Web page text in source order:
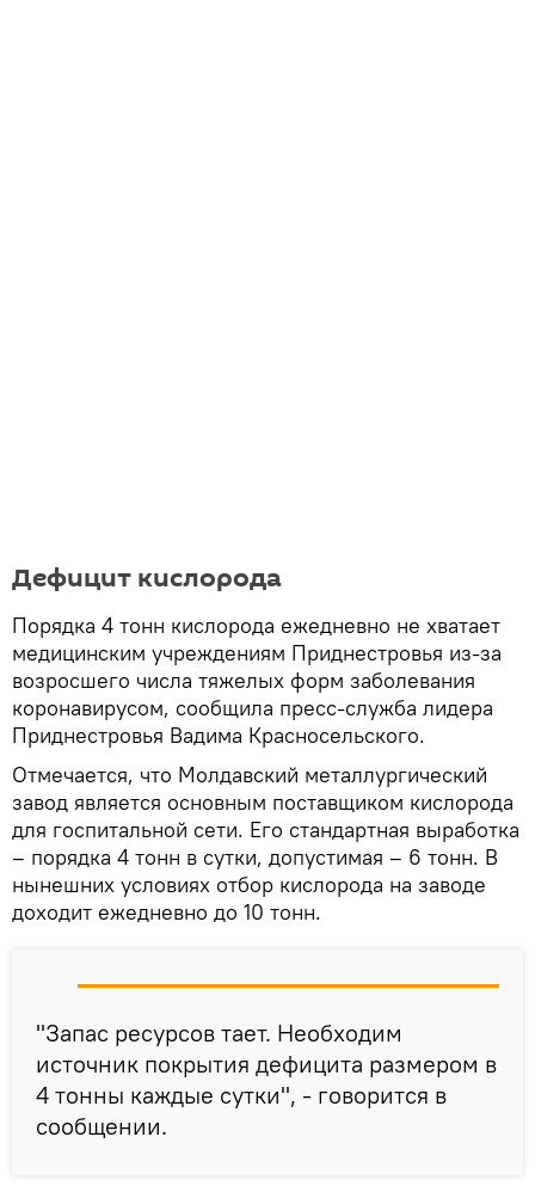
Дефицит кислорода
Порядка 4 тонн кислорода ежедневно не хватает
медицинским учреждениям Приднестровья из-за
возросшего числа тяжелых форм заболевания
коронавирусом, сообщила пресс-служба лидера
Приднестровья Вадима Красносельского.
Отмечается, что Молдавский металлургический
завод является основным поставщиком кислорода
для госпитальной сети. Его стандартная выработка
– порядка 4 тонн в сутки, допустимая – 6 тонн. В
нынешних условиях отбор кислорода на заводе
доходит ежедневно до 10 тонн.
"Запас ресурсов тает. Необходим
источник покрытия дефицита размером в
4 тонны каждые сутки", - говорится в
сообщении.